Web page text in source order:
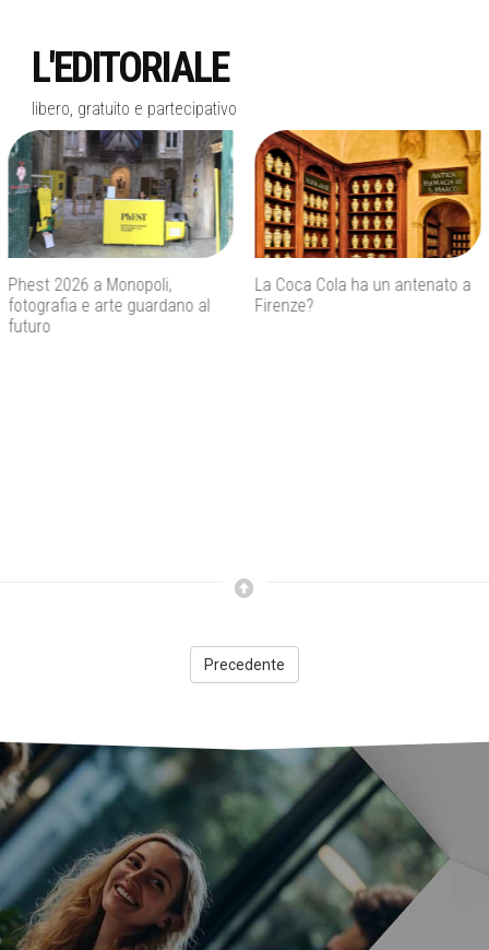
L'EDITORIALE
libero, gratuito e partecipativo
La Coca Cola ha un antenato a
Firenze?
Agenti IA e sicurezza, quando
l’autonomia diventa un rischio
Precedente